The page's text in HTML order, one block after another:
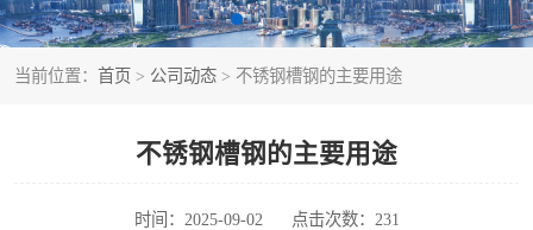
当前位置： 首页 > 公司动态 > 不锈钢槽钢的主要用途
不锈钢槽钢的主要用途
时间：2025-09-02 点击次数：231
不锈钢人孔
不锈钢角钢